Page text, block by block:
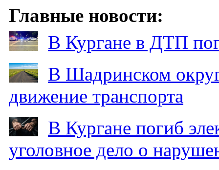
Главные новости:
В Кургане в ДТП
В Шадринском
движение транспорта
В Кургане погиб
уголовное дело о